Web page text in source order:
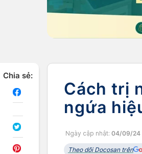
Chia sẻ:
Cách trị
ngứa
Ngày cập nhật: 04/09/24
Theo dõi Docosan trên